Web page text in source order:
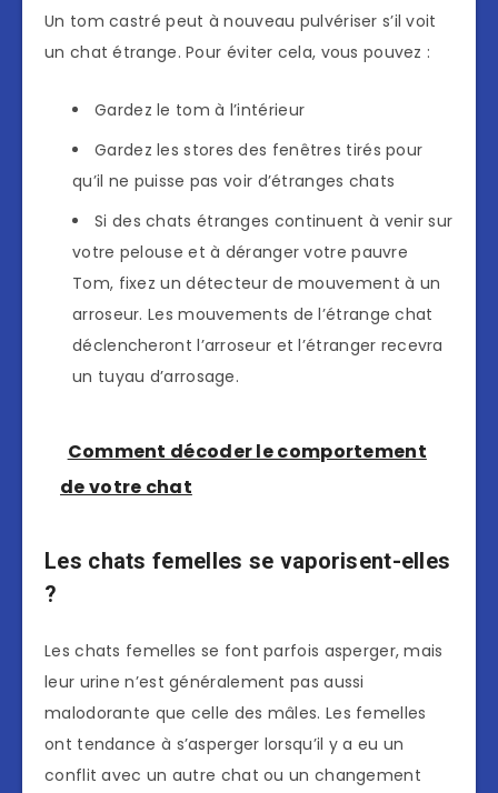
Un tom castré peut à nouveau pulvériser s’il voit
un chat étrange. Pour éviter cela, vous pouvez :
Gardez le tom à l’intérieur
Gardez les stores des fenêtres tirés pour
qu’il ne puisse pas voir d’étranges chats
Si des chats étranges continuent à venir sur
votre pelouse et à déranger votre pauvre
Tom, fixez un détecteur de mouvement à un
arroseur. Les mouvements de l’étrange chat
déclencheront l’arroseur et l’étranger recevra
un tuyau d’arrosage.
Comment décoder le comportement
de votre chat
Les chats femelles se vaporisent-elles
?
Les chats femelles se font parfois asperger, mais
leur urine n’est généralement pas aussi
malodorante que celle des mâles. Les femelles
ont tendance à s’asperger lorsqu’il y a eu un
conflit avec un autre chat ou un changement